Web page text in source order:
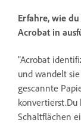
Erfahre, wie
Acrobat in
"Acrobat
und wandelt
gescannte
konvertierst.Du
Schaltflächen